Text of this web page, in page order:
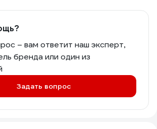
– вам ответит наш эксперт,
бренда или один из
Задать вопрос